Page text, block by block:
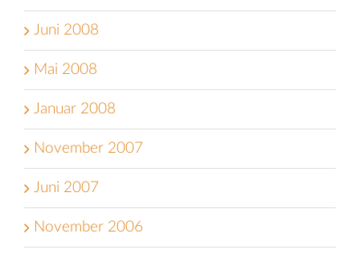
Juni 2008
Mai 2008
Januar 2008
November 2007
Juni 2007
November 2006